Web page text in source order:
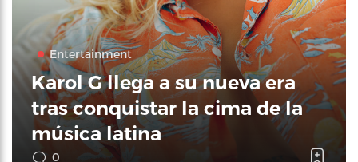
Entertainment
Karol G llega a su nueva era
tras conquistar la cima de la
música latina
0